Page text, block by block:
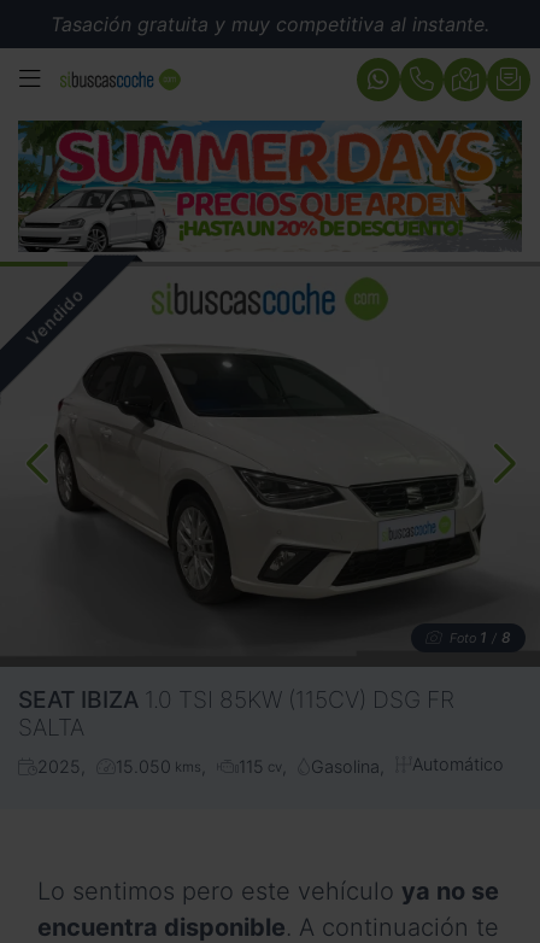
Tasación gratuita y muy competitiva al instante.
MENÚ
Foto 1 / 8
SEAT IBIZA 1.0 TSI 85KW (115CV) DSG FR
SALTA
2025 15.050 kms 115 cv Gasolina Automático
Lo sentimos pero este vehículo ya no se
encuentra disponible. A continuación te